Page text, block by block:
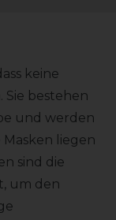
keine
bestehen
und werden
liegen
sind die
um den